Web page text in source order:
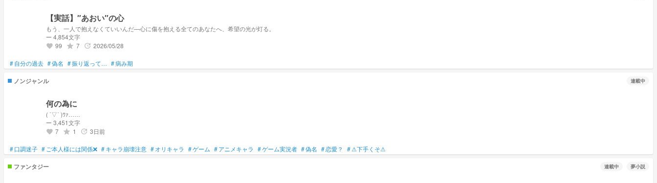
【実話】″あおい″の心
もう、一人で抱えなくていいんだ—心に傷を抱える全てのあなたへ、希望の光が灯る。
ー 4,854文字
favorite 99 grade 7 update 2026/05/28
#自分の過去 #偽名 #振り返って… #病み期
ノンジャンル 連載中
何の為に
( ˙▽˙ )ﾜｧ……
ー 3,451文字
favorite 7 grade 1 update 3日前
#口調迷子 #ご本人様には関係❌ #キャラ崩壊注意 #オリキャラ #ゲーム #アニメキャラ #ゲーム実況者 #偽名 #恋愛？ #⚠下手くそ⚠
ファンタジー 連載中 夢小説